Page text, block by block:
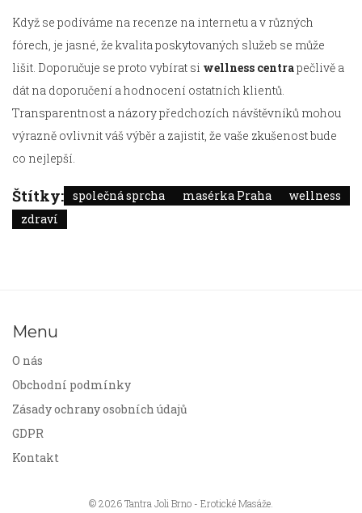
Když se podíváme na recenze na internetu a v různých
fórech, je jasné, že kvalita poskytovaných služeb se může
lišit. Doporučuje se proto vybírat si wellness centrapečlivě a
dát na doporučení a hodnocení ostatních klientů.
Transparentnost a názory předchozích návštěvníků mohou
výrazně ovlivnit váš výběr a zajistit, že vaše zkušenost bude
co nejlepší.
Štítky: společná sprcha masérka Praha
wellness
zdraví
Menu
O nás
Obchodní podmínky
Zásady ochrany osobních údajů
GDPR
Kontakt
© 2026 Tantra Joli Brno - Erotické Masáže.